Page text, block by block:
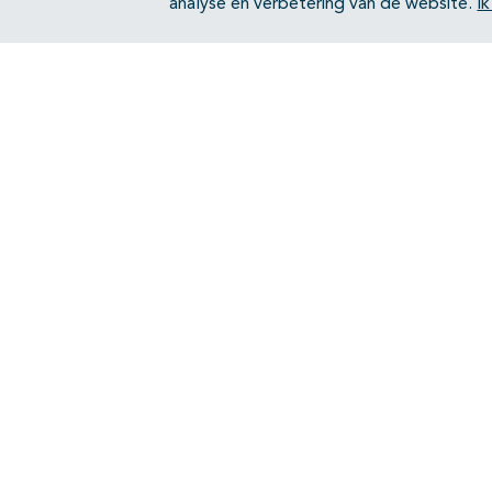
analyse en verbetering van de website.